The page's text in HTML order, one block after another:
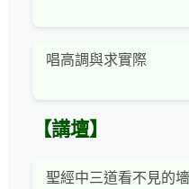
唱高調與求實際
【講壇】
聖經中三道看不見的墻